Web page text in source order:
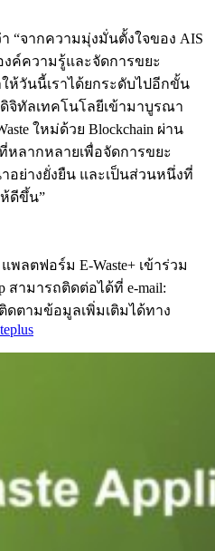
“จากความมุ่งมั่นตั้งใจของ AIS
ค์ความรู้และจัดการขยะ
ห้วันนี้เราได้ยกระดับไปอีกขั้น
จิทัลเทคโนโลยีเข้ามาบูรณา
ใหม่ด้วย Blockchain ผ่าน
หลากหลายเพื่อจัดการขยะ
อย่างยั่งยืน และเป็นส่วนหนึ่งที่
ดีขึ้น”
ลตฟอร์ม E-Waste+ เข้าร่วม
สามารถติดต่อได้ที่ e-mail:
ดตามข้อมูลเพิ่มเติมได้ทาง